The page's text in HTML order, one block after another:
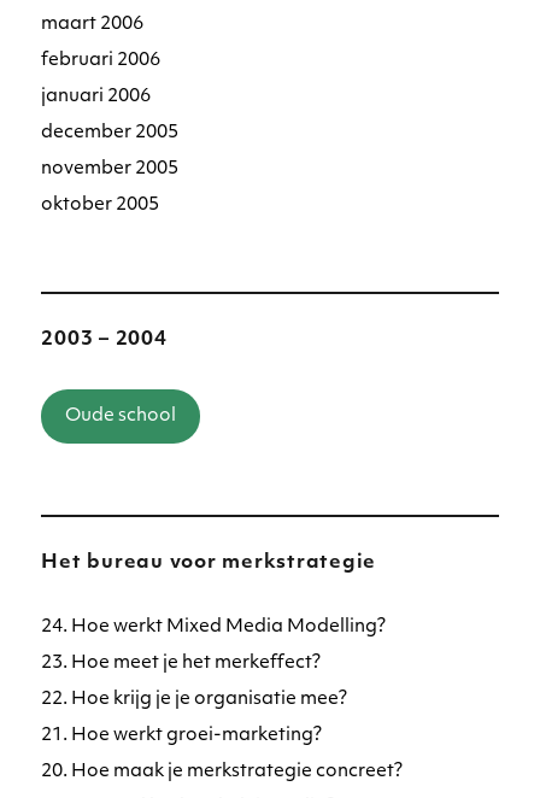
maart 2006
februari 2006
januari 2006
december 2005
november 2005
oktober 2005
2003 – 2004
Oude school
Het bureau voor merkstrategie
24. Hoe werkt Mixed Media Modelling?
23. Hoe meet je het merkeffect?
22. Hoe krijg je je organisatie mee?
21. Hoe werkt groei-marketing?
20. Hoe maak je merkstrategie concreet?